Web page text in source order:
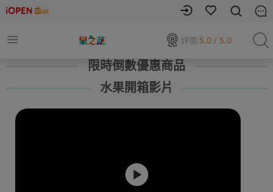
評價:5.0 / 5.0
限時倒數優惠商品
水果開箱影片